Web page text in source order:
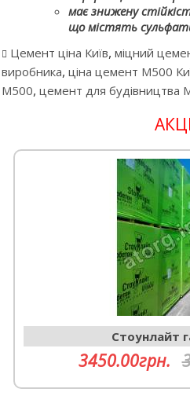
має знижену
що містять
Цемент ціна Київ, міцний
виробника, ціна цемент М500
М500, цемент для будівництва
Cтоунлайт
3450.00грн.